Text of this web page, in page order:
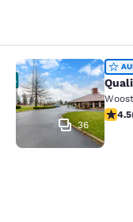
Quality Inn
36
4.5-4.5